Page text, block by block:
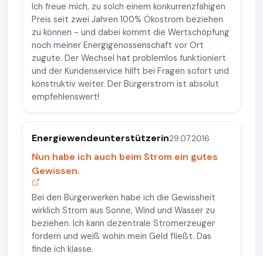
Ich freue mich, zu solch einem konkurrenzfähigen
Preis seit zwei Jahren 100% Ökostrom beziehen
zu können - und dabei kommt die Wertschöpfung
noch meiner Energigenossenschaft vor Ort
zugute. Der Wechsel hat problemlos funktioniert
und der Kundenservice hilft bei Fragen sofort und
konstruktiv weiter. Der Bürgerstrom ist absolut
empfehlenswert!
Energiewendeunterstützerin29.07.2016
Nun habe ich auch beim Strom ein gutes
Gewissen.
Bei den Bürgerwerken habe ich die Gewissheit
wirklich Strom aus Sonne, Wind und Wasser zu
beziehen. Ich kann dezentrale Stromerzeuger
fördern und weiß wohin mein Geld fließt. Das
finde ich klasse.